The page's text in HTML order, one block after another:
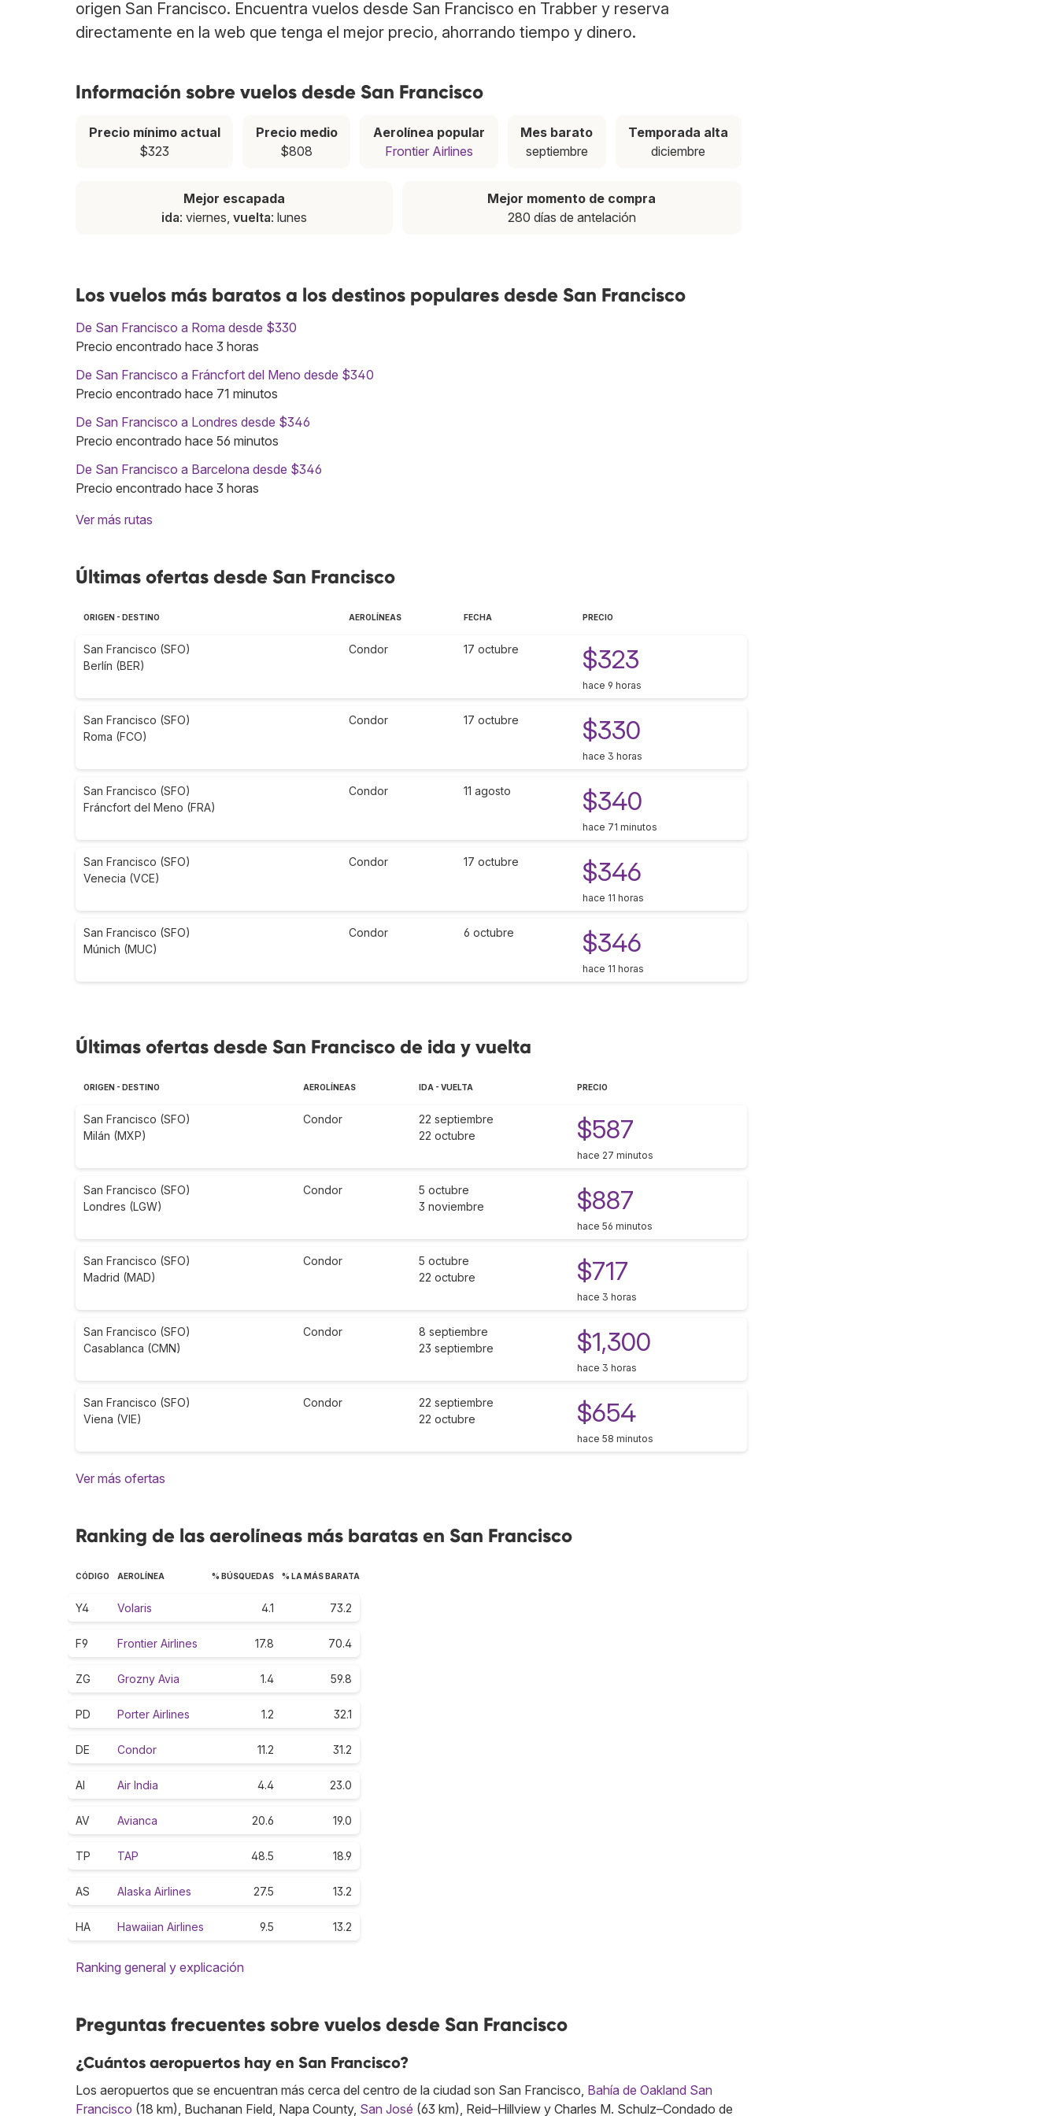
origen San Francisco. Encuentra vuelos desde San Francisco en Trabber y reserva
directamente en la web que tenga el mejor precio, ahorrando tiempo y dinero.
Información sobre vuelos desde San Francisco
Precio mínimo actual
$323
Precio medio
$808
Aerolínea popular
Frontier Airlines
Mes barato
septiembre
Temporada alta
diciembre
Mejor escapada
ida: viernes, vuelta: lunes
Mejor momento de compra
280 días de antelación
Los vuelos más baratos a los destinos populares desde San Francisco
De San Francisco a Roma desde $330
Precio encontrado hace 3 horas
De San Francisco a Fráncfort del Meno desde $340
Precio encontrado hace 71 minutos
De San Francisco a Londres desde $346
Precio encontrado hace 56 minutos
De San Francisco a Barcelona desde $346
Precio encontrado hace 3 horas
Ver más rutas
Últimas ofertas desde San Francisco
ORIGEN - DESTINO AEROLÍNEAS FECHA PRECIO
San Francisco (SFO)
Berlín (BER)
Condor 17 octubre $323
hace 9 horas
San Francisco (SFO)
Roma (FCO)
Condor 17 octubre $330
hace 3 horas
San Francisco (SFO)
Fráncfort del Meno (FRA)
Condor 11 agosto $340
hace 71 minutos
San Francisco (SFO)
Venecia (VCE)
Condor 17 octubre $346
hace 11 horas
San Francisco (SFO)
Múnich (MUC)
Condor 6 octubre $346
hace 11 horas
Últimas ofertas desde San Francisco de ida y vuelta
ORIGEN - DESTINO AEROLÍNEAS IDA - VUELTA PRECIO
San Francisco (SFO)
Milán (MXP)
Condor
22 septiembre
22 octubre
$587
hace 27 minutos
San Francisco (SFO)
Londres (LGW)
Condor
5 octubre
3 noviembre
$887
hace 56 minutos
San Francisco (SFO)
Madrid (MAD)
Condor
5 octubre
22 octubre
$717
hace 3 horas
San Francisco (SFO)
Casablanca (CMN)
Condor
8 septiembre
23 septiembre
$1,300
hace 3 horas
San Francisco (SFO)
Viena (VIE)
Condor
22 septiembre
22 octubre
$654
hace 58 minutos
Ver más ofertas
Ranking de las aerolíneas más baratas en San Francisco
CÓDIGO AEROLÍNEA % BÚSQUEDAS % LA MÁS BARATA
Y4 Volaris 4.1 73.2
F9 Frontier Airlines 17.8 70.4
ZG Grozny Avia 1.4 59.8
PD Porter Airlines 1.2 32.1
DE Condor 11.2 31.2
AI Air India 4.4 23.0
AV Avianca 20.6 19.0
TP TAP 48.5 18.9
AS Alaska Airlines 27.5 13.2
HA Hawaiian Airlines 9.5 13.2
Ranking general y explicación
Preguntas frecuentes sobre vuelos desde San Francisco
¿Cuántos aeropuertos hay en San Francisco?
Los aeropuertos que se encuentran más cerca del centro de la ciudad son San Francisco, Bahía de Oakland San
Francisco (18 km), Buchanan Field, Napa County, San José (63 km), Reid–Hillview y Charles M. Schulz–Condado de